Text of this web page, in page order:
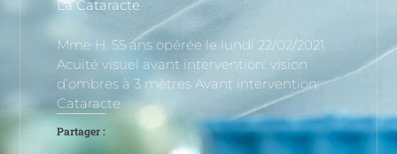
La Cataracte
Mme H. 55 ans opérée le lundi 22/02/2021
Acuité visuel avant intervention: vision
d’ombres à 3 mètres Avant intervention:
Cataracte
Partager :